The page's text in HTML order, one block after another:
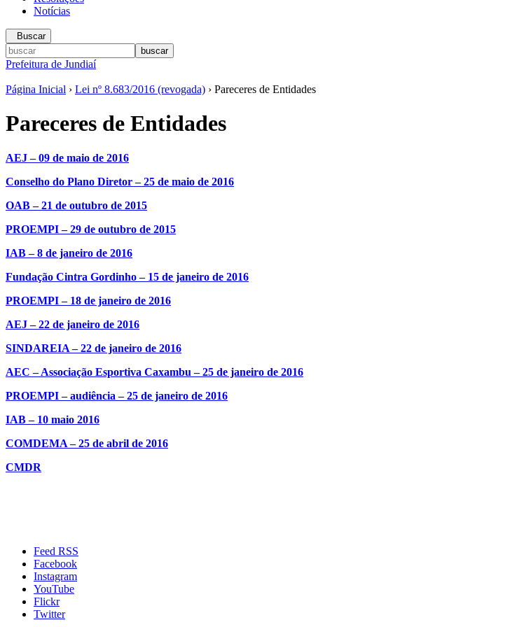
Notícias
Buscar
Prefeitura de Jundiaí
Página Inicial › Lei nº 8.683/2016 (revogada) › Pareceres de Entidades
Pareceres de Entidades
AEJ – 09 de maio de 2016
Conselho do Plano Diretor – 25 de maio de 2016
OAB – 21 de outubro de 2015
PROEMPI – 29 de outubro de 2015
IAB – 8 de janeiro de 2016
Fundação Cintra Gordinho – 15 de janeiro de 2016
PROEMPI – 18 de janeiro de 2016
AEJ – 22 de janeiro de 2016
SINDAREIA – 22 de janeiro de 2016
AEC – Associação Esportiva Caxambu – 25 de janeiro de 2016
PROEMPI – audiência – 25 de janeiro de 2016
IAB – 10 maio 2016
COMDEMA – 25 de abril de 2016
CMDR
Feed RSS
Facebook
Instagram
YouTube
Flickr
Twitter